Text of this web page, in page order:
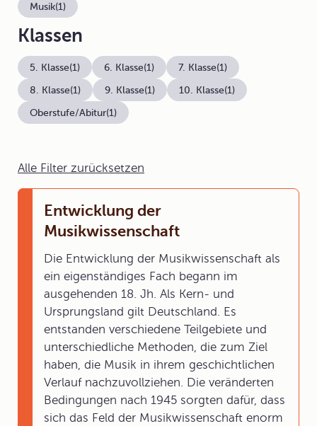
Alle Filter zurücksetzen
Entwicklung der
Musikwissenschaft
Die Entwicklung der Musikwissenschaft als
ein eigenständiges Fach begann im
ausgehenden 18. Jh. Als Kern- und
Ursprungsland gilt Deutschland. Es
entstanden verschiedene Teilgebiete und
unterschiedliche Methoden, die zum Ziel
haben, die Musik in ihrem geschichtlichen
Verlauf nachzuvollziehen. Die veränderten
Bedingungen nach 1945 sorgten dafür, dass
sich das Feld der Musikwissenschaft enorm
Musik(1)
Klassen
5. Klasse(1) 6. Klasse(1) 7. Klasse(1)
8. Klasse(1) 9. Klasse(1) 10. Klasse(1)
Oberstufe/Abitur(1)